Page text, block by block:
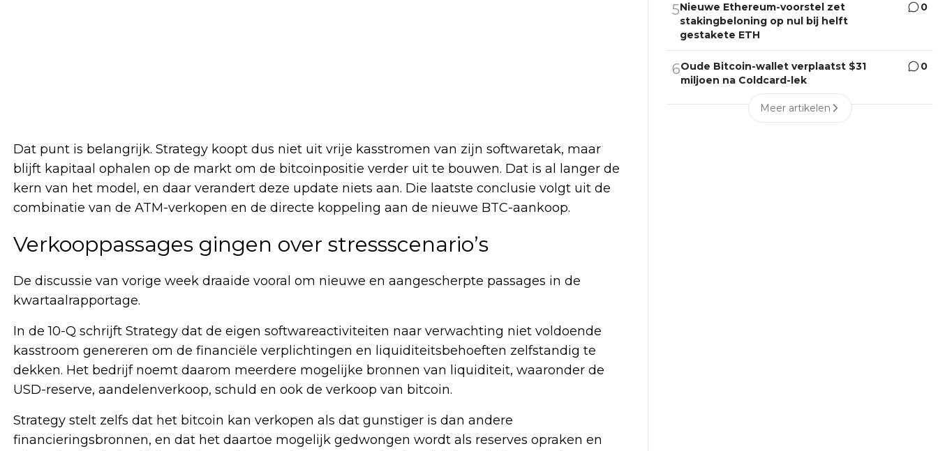
Dat punt is belangrijk. Strategy koopt dus niet uit vrije kasstromen van zijn softwaretak, maar
blijft kapitaal ophalen op de markt om de bitcoinpositie verder uit te bouwen. Dat is al langer de
kern van het model, en daar verandert deze update niets aan. Die laatste conclusie volgt uit de
combinatie van de ATM-verkopen en de directe koppeling aan de nieuwe BTC-aankoop.
Verkooppassages gingen over stressscenario’s
De discussie van vorige week draaide vooral om nieuwe en aangescherpte passages in de
kwartaalrapportage.
In de 10-Q schrijft Strategy dat de eigen softwareactiviteiten naar verwachting niet voldoende
kasstroom genereren om de financiële verplichtingen en liquiditeitsbehoeften zelfstandig te
dekken. Het bedrijf noemt daarom meerdere mogelijke bronnen van liquiditeit, waaronder de
USD-reserve, aandelenverkoop, schuld en ook de verkoop van bitcoin.
Strategy stelt zelfs dat het bitcoin kan verkopen als dat gunstiger is dan andere
financieringsbronnen, en dat het daartoe mogelijk gedwongen wordt als reserves opraken en
5Nieuwe Ethereum-voorstel zet
stakingbeloning op nul bij helft
gestakete ETH
0
6Oude Bitcoin-wallet verplaatst $31
miljoen na Coldcard-lek
0
Meer artikelen